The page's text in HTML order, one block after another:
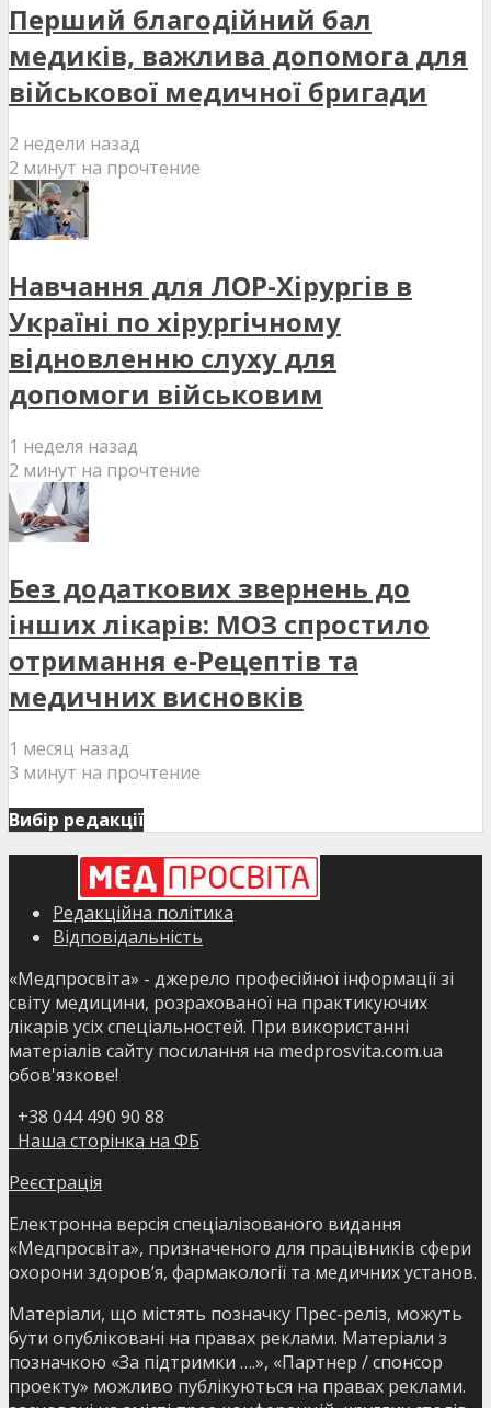
Перший благодійний бал
медиків, важлива допомога для
військової медичної бригади
2 недели назад
2 минут на прочтение
Навчання для ЛОР-Хірургів в
Україні по хірургічному
відновленню слуху для
допомоги військовим
1 неделя назад
2 минут на прочтение
Без додаткових звернень до
інших лікарів: МОЗ спростило
отримання е-Рецептів та
медичних висновків
1 месяц назад
3 минут на прочтение
Вибір редакції
Редакційна політика
Відповідальність
«Медпросвіта» - джерело професійної інформації зі
світу медицини, розрахованої на практикуючих
лікарів усіх спеціальностей. При використанні
матеріалів сайту посилання на medprosvita.com.ua
обов'язкове!
+38 044 490 90 88
Наша сторінка на ФБ
Реєстрація
Електронна версія спеціалізованого видання
«Медпросвіта», призначеного для працівників сфери
охорони здоров’я, фармакології та медичних установ.
Матеріали, що містять позначку Прес-реліз, можуть
бути опубліковані на правах реклами. Матеріали з
позначкою «За підтримки ….», «Партнер / спонсор
проекту» можливо публікуються на правах реклами.